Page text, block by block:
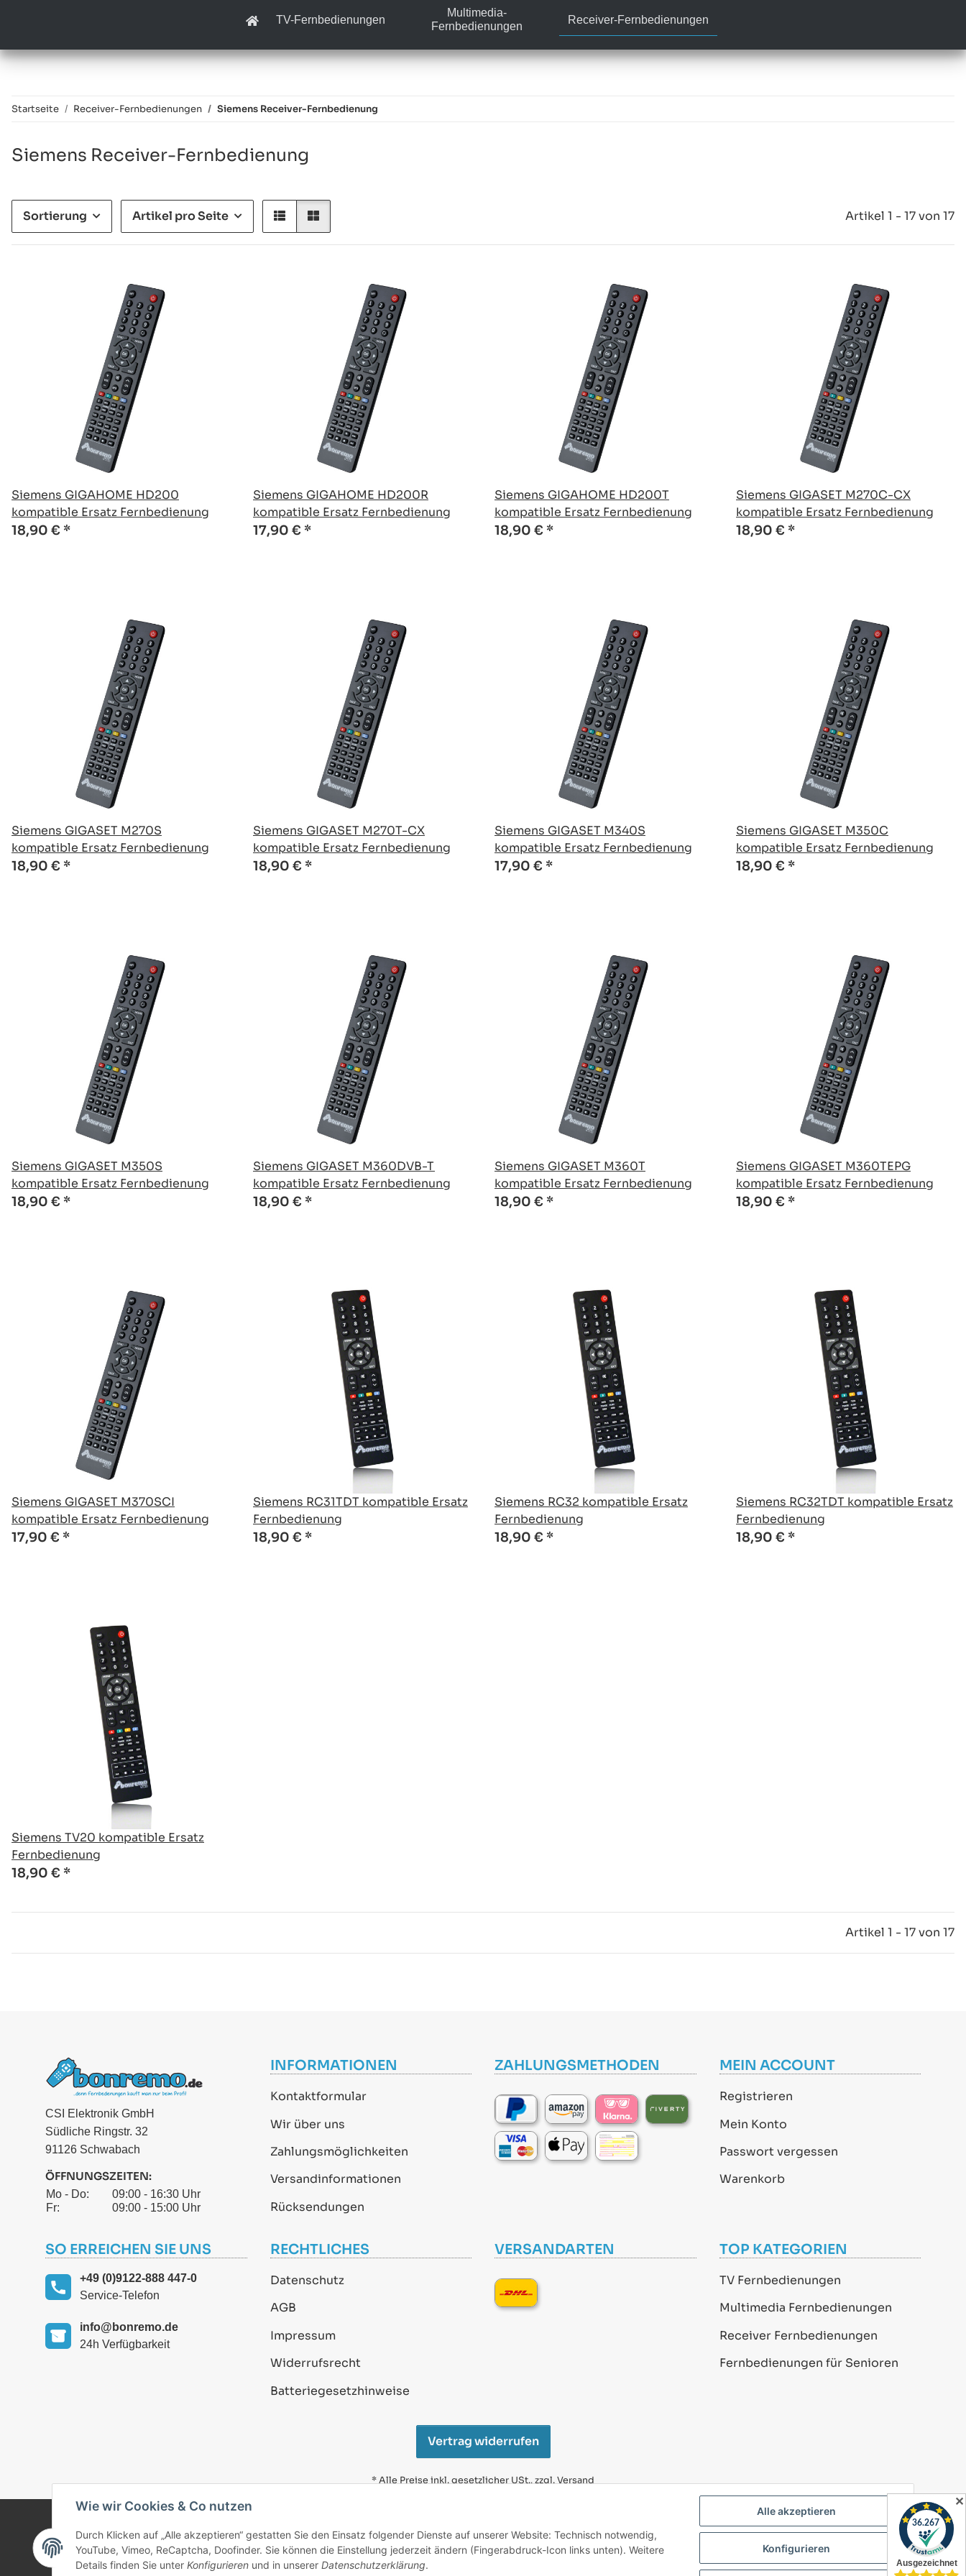
TV-Fernbedienungen
Multimedia-
Fernbedienungen
Receiver-Fernbedienungen
Startseite Receiver-Fernbedienungen Siemens Receiver-Fernbedienung
Siemens Receiver-Fernbedienung
Sortierung Artikel pro Seite Artikel 1 - 17 von 17
Siemens GIGAHOME HD200
kompatible Ersatz Fernbedienung
18,90 € *
Siemens GIGAHOME HD200R
kompatible Ersatz Fernbedienung
17,90 € *
Siemens GIGAHOME HD200T
kompatible Ersatz Fernbedienung
18,90 € *
Siemens GIGASET M270C-CX
kompatible Ersatz Fernbedienung
18,90 € *
Siemens GIGASET M270S
kompatible Ersatz Fernbedienung
18,90 € *
Siemens GIGASET M270T-CX
kompatible Ersatz Fernbedienung
18,90 € *
Siemens GIGASET M340S
kompatible Ersatz Fernbedienung
17,90 € *
Siemens GIGASET M350C
kompatible Ersatz Fernbedienung
18,90 € *
Siemens GIGASET M350S
kompatible Ersatz Fernbedienung
18,90 € *
Siemens GIGASET M360DVB-T
kompatible Ersatz Fernbedienung
18,90 € *
Siemens GIGASET M360T
kompatible Ersatz Fernbedienung
18,90 € *
Siemens GIGASET M360TEPG
kompatible Ersatz Fernbedienung
18,90 € *
Siemens GIGASET M370SCI
kompatible Ersatz Fernbedienung
17,90 € *
Siemens RC31TDT kompatible Ersatz
Fernbedienung
18,90 € *
Siemens RC32 kompatible Ersatz
Fernbedienung
18,90 € *
Siemens RC32TDT kompatible Ersatz
Fernbedienung
18,90 € *
Siemens TV20 kompatible Ersatz
Fernbedienung
18,90 € *
Artikel 1 - 17 von 17
CSI Elektronik GmbH
Südliche Ringstr. 32
91126 Schwabach
ÖFFNUNGSZEITEN:
Mo - Do:
09:00 - 16:30 Uhr
Fr:
09:00 - 15:00 Uhr
INFORMATIONEN
Kontaktformular
Wir über uns
Zahlungsmöglichkeiten
Versandinformationen
Rücksendungen
ZAHLUNGSMETHODEN MEIN ACCOUNT
Registrieren
Mein Konto
Passwort vergessen
Warenkorb
SO ERREICHEN SIE UNS
+49 (0)9122-888 447-0
Service-Telefon
info@bonremo.de
24h Verfügbarkeit
RECHTLICHES
Datenschutz
AGB
Impressum
Widerrufsrecht
Batteriegesetzhinweise
VERSANDARTEN TOP KATEGORIEN
TV Fernbedienungen
Multimedia Fernbedienungen
Receiver Fernbedienungen
Fernbedienungen für Senioren
Vertrag widerrufen
* Alle Preise inkl. gesetzlicher USt., zzgl.Versand
© 2025 bonremo.de. Alle Rechte vorbehalten.
Eigentümer. Sie dienen nur zur Verdeutlichung der
Kompatibilität unserer Produkte mit den Produkten
Alle akzeptieren
Konfigurieren
Wie wir Cookies & Co nutzen
Durch Klicken auf „Alle akzeptieren“ gestatten Sie den Einsatz folgender Dienste auf unserer Website: Technisch notwendig,
YouTube, Vimeo, ReCaptcha, Doofinder. Sie können die Einstellung jederzeit ändern (Fingerabdruck-Icon links unten). Weitere
Details finden Sie unter Konfigurieren und in unserer Datenschutzerklärung.
✕